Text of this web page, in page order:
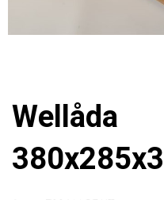
Wellåda